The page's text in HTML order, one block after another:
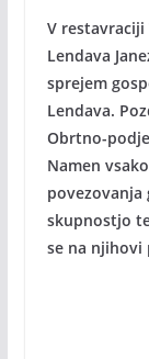
V restavraciji
Lendava
sprejem
Lendava.
Obrtno-
Namen
skupnostjo
se na njihovi